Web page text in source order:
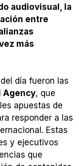
audiovisual, la
entre
más
día fueron las
Agency, que
apuestas de
responder a las
Estas
y ejecutivos
que